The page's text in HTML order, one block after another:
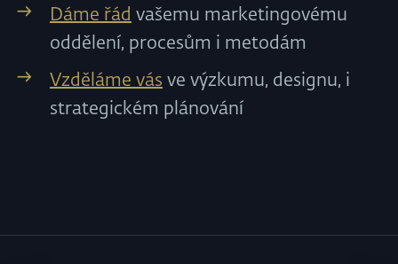
Dáme řád vašemu marketingovému
oddělení, procesům i metodám
Vzděláme vás ve výzkumu, designu, i
strategickém plánování